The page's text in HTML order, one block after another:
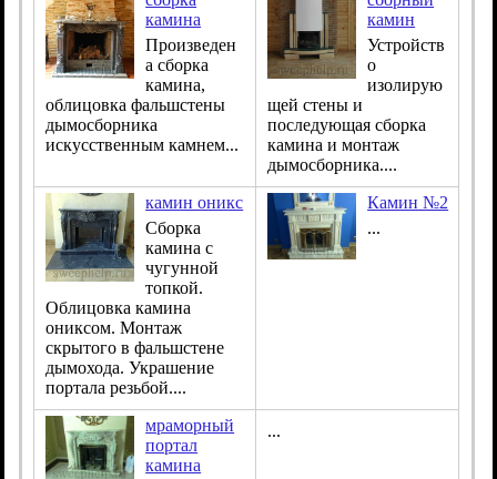
камина
Произведен
а сборка
камина,
облицовка фальшстены
дымосборника
искусственным камнем...
камин
Устройств
о
изолирую
щей стены и
последующая сборка
камина и монтаж
дымосборника....
камин оникс
Сборка
камина с
чугунной
топкой.
Облицовка камина
ониксом. Монтаж
скрытого в фальшстене
дымохода. Украшение
портала резьбой....
Камин №2
...
мраморный
портал
камина
...